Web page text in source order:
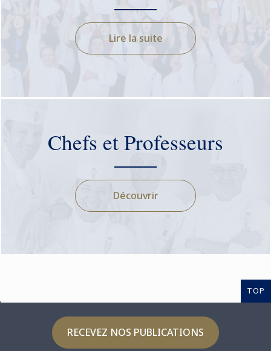
Lire la suite
Chefs et Professeurs
Découvrir
TOP
RECEVEZ NOS PUBLICATIONS